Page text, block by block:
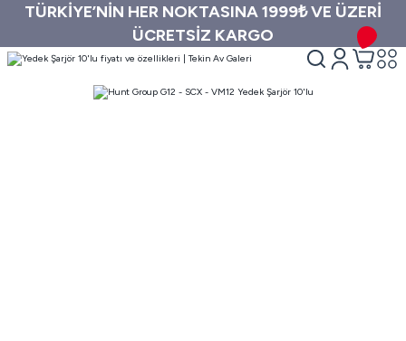
TÜRKİYE’NİN HER NOKTASINA 1999₺ VE ÜZERİ
ÜCRETSİZ KARGO